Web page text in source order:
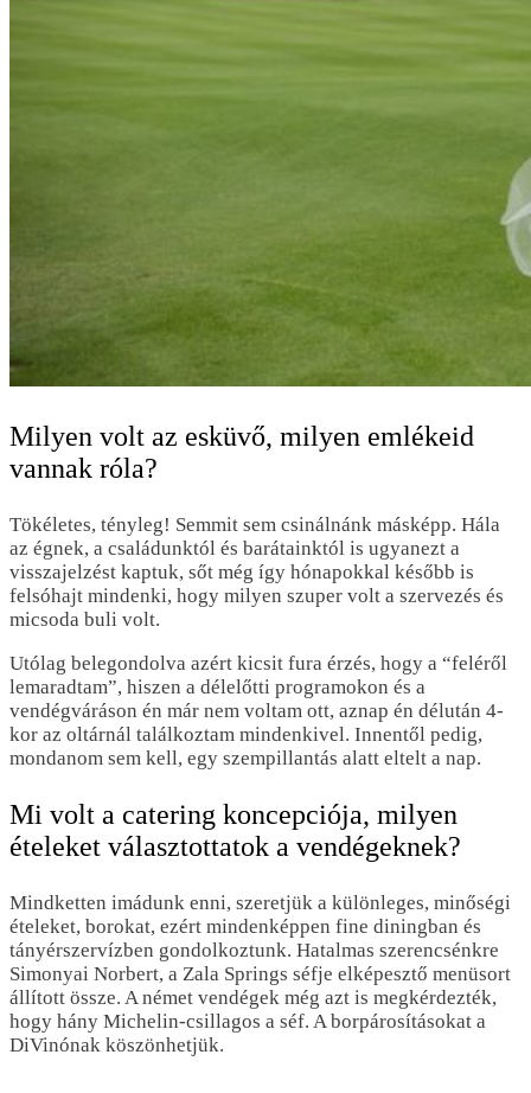
Milyen volt az esküvő, milyen emlékeid
vannak róla?
Tökéletes, tényleg! Semmit sem csinálnánk másképp. Hála
az égnek, a családunktól és barátainktól is ugyanezt a
visszajelzést kaptuk, sőt még így hónapokkal később is
felsóhajt mindenki, hogy milyen szuper volt a szervezés és
micsoda buli volt.
Utólag belegondolva azért kicsit fura érzés, hogy a “feléről
lemaradtam”, hiszen a délelőtti programokon és a
vendégváráson én már nem voltam ott, aznap én délután 4-
kor az oltárnál találkoztam mindenkivel. Innentől pedig,
mondanom sem kell, egy szempillantás alatt eltelt a nap.
Mi volt a catering koncepciója, milyen
ételeket választottatok a vendégeknek?
Mindketten imádunk enni, szeretjük a különleges, minőségi
ételeket, borokat, ezért mindenképpen fine diningban és
tányérszervízben gondolkoztunk. Hatalmas szerencsénkre
Simonyai Norbert, a Zala Springs séfje elképesztő menüsort
állított össze. A német vendégek még azt is megkérdezték,
hogy hány Michelin-csillagos a séf. A borpárosításokat a
DiVinónak köszönhetjük.